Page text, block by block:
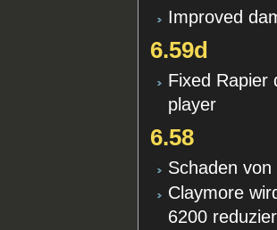
Improved
6.59d
Fixed Rapier
player
6.58
Schaden
Claymore
6200